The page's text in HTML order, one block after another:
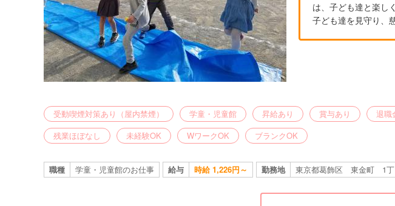
は、子ども達と楽し
子ども達を見守り、
受動喫煙対策あり（屋内禁煙） 学童・児童館 昇給あり 賞与あり 退職
残業ほぼなし
未経験OK WワークOK ブランクOK
職種 学童・児童館のお仕事 給与 時給 1,226円～ 勤務地 東京都葛飾区 東金町 1丁